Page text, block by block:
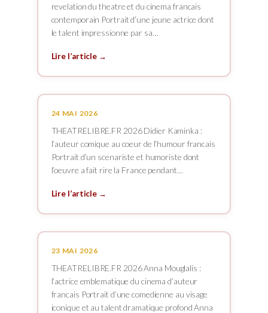
revelation du theatre et du cinema francais
contemporain Portrait d’une jeune actrice dont
le talent impressionne par sa…
Lire l’article →
24 MAI 2026
THEATRELIBRE.FR 2026 Didier Kaminka :
l’auteur comique au coeur de l’humour francais
Portrait d’un scenariste et humoriste dont
l’oeuvre a fait rire la France pendant…
Lire l’article →
23 MAI 2026
THEATRELIBRE.FR 2026 Anna Mouglalis :
l’actrice emblematique du cinema d’auteur
francais Portrait d’une comedienne au visage
iconique et au talent dramatique profond Anna